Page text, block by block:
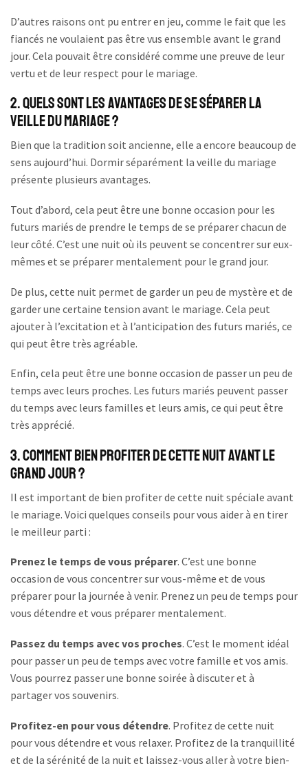
D’autres raisons ont pu entrer en jeu, comme le fait que les
fiancés ne voulaient pas être vus ensemble avant le grand
jour. Cela pouvait être considéré comme une preuve de leur
vertu et de leur respect pour le mariage.
2. Quels sont les avantages de se séparer la
veille du mariage ?
Bien que la tradition soit ancienne, elle a encore beaucoup de
sens aujourd’hui. Dormir séparément la veille du mariage
présente plusieurs avantages.
Tout d’abord, cela peut être une bonne occasion pour les
futurs mariés de prendre le temps de se préparer chacun de
leur côté. C’est une nuit où ils peuvent se concentrer sur eux-
mêmes et se préparer mentalement pour le grand jour.
De plus, cette nuit permet de garder un peu de mystère et de
garder une certaine tension avant le mariage. Cela peut
ajouter à l’excitation et à l’anticipation des futurs mariés, ce
qui peut être très agréable.
Enfin, cela peut être une bonne occasion de passer un peu de
temps avec leurs proches. Les futurs mariés peuvent passer
du temps avec leurs familles et leurs amis, ce qui peut être
très apprécié.
3. Comment bien profiter de cette nuit avant le
grand jour ?
Il est important de bien profiter de cette nuit spéciale avant
le mariage. Voici quelques conseils pour vous aider à en tirer
le meilleur parti :
Prenez le temps de vous préparer. C’est une bonne
occasion de vous concentrer sur vous-même et de vous
préparer pour la journée à venir. Prenez un peu de temps pour
vous détendre et vous préparer mentalement.
Passez du temps avec vos proches. C’est le moment idéal
pour passer un peu de temps avec votre famille et vos amis.
Vous pourrez passer une bonne soirée à discuter et à
partager vos souvenirs.
Profitez-en pour vous détendre. Profitez de cette nuit
pour vous détendre et vous relaxer. Profitez de la tranquillité
et de la sérénité de la nuit et laissez-vous aller à votre bien-